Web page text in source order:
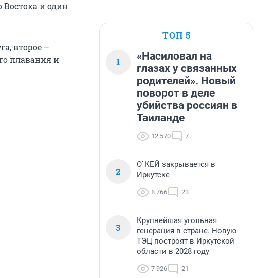
Востока и один
второе –
плавания и
ТОП 5
1
«Насиловал на
глазах у связанных
родителей». Новый
поворот в деле
убийства россиян в
Таиланде
12 570 7
2
О`КЕЙ закрывается в
Иркутске
8 766 23
3
Крупнейшая угольная
генерация в стране. Новую
ТЭЦ построят в Иркутской
области в 2028 году
7 926 21